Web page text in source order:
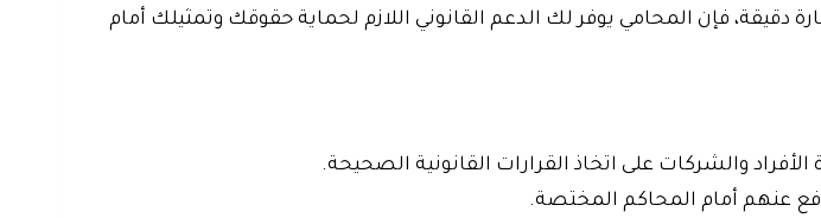
دقيقة، فإن المحامي يوفر لك الدعم القانوني اللازم لحماية حقوقك وتمثيلك أمام
والشركات على اتخاذ القرارات القانونية الصحيحة.
عنهم أمام المحاكم المختصة.